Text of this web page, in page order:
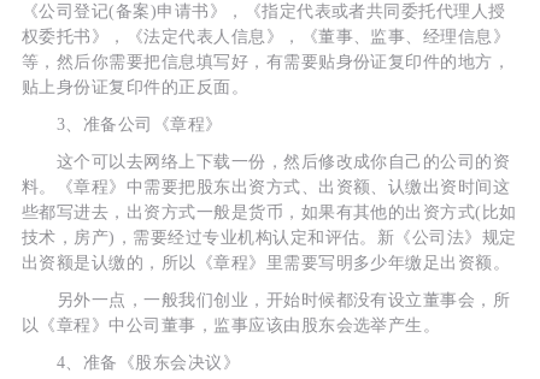
《公司登记(备案)申请书》，《指定代表或者共同委托代理人授
权委托书》，《法定代表人信息》，《董事、监事、经理信息》
等，然后你需要把信息填写好，有需要贴身份证复印件的地方，
贴上身份证复印件的正反面。
3、准备公司《章程》
这个可以去网络上下载一份，然后修改成你自己的公司的资
料。《章程》中需要把股东出资方式、出资额、认缴出资时间这
些都写进去，出资方式一般是货币，如果有其他的出资方式(比如
技术，房产)，需要经过专业机构认定和评估。新《公司法》规定
出资额是认缴的，所以《章程》里需要写明多少年缴足出资额。
另外一点，一般我们创业，开始时候都没有设立董事会，所
以《章程》中公司董事，监事应该由股东会选举产生。
4、准备《股东会决议》